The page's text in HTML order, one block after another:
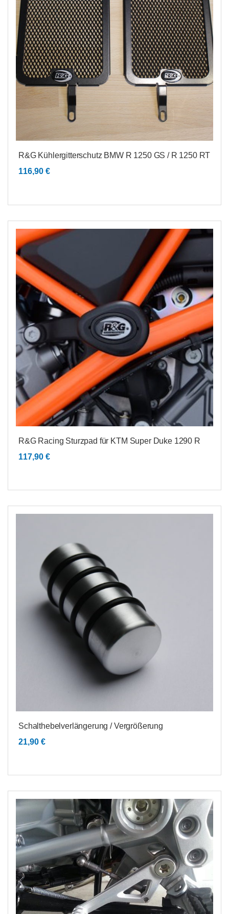
R&G Kühlergitterschutz BMW R 1250 GS / R 1250 RT
116,90 €
R&G Racing Sturzpad für KTM Super Duke 1290 R
117,90 €
Schalthebelverlängerung / Vergrößerung
21,90 €